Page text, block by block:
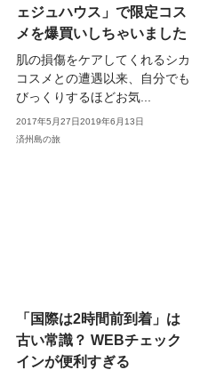
ェジュハウス」で限定コス
メを爆買いしちゃいました
肌の損傷をケアしてくれるシカ
コスメとの遭遇以来、自分でも
びっくりするほどお気...
2017年5月27日2019年6月13日
済州島の旅
「国際は2時間前到着」は
古い常識？ WEBチェック
インが便利すぎる